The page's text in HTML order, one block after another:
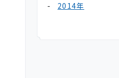
2014年